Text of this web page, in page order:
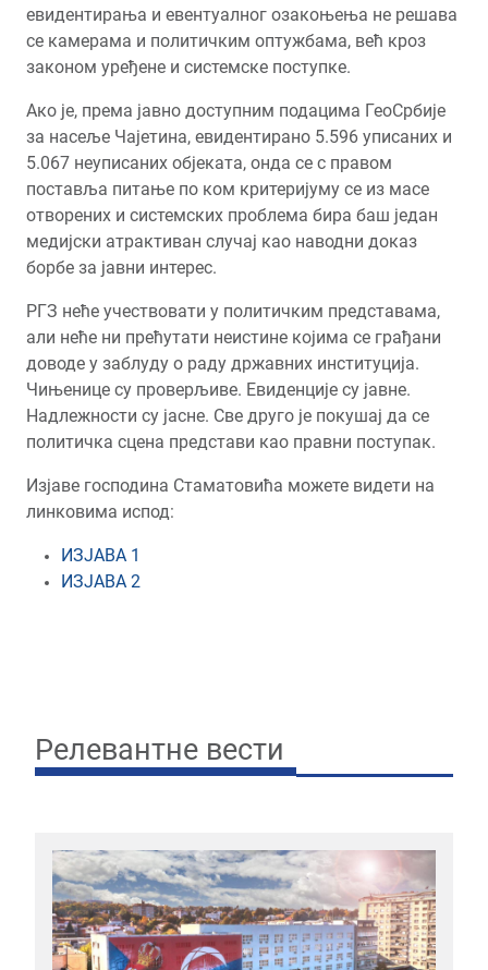
евидентирања и евентуалног озакоњења не решава
се камерама и политичким оптужбама, већ кроз
законом уређене и системске поступке.
Ако је, према јавно доступним подацима ГеоСрбије
за насеље Чајетина, евидентирано 5.596 уписаних и
5.067 неуписаних објеката, онда се с правом
поставља питање по ком критеријуму се из масе
отворених и системских проблема бира баш један
медијски атрактиван случај као наводни доказ
борбе за јавни интерес.
РГЗ неће учествовати у политичким представама,
али неће ни прећутати неистине којима се грађани
доводе у заблуду о раду државних институција.
Чињенице су проверљиве. Евиденције су јавне.
Надлежности су јасне. Све друго је покушај да се
политичка сцена представи као правни поступак.
Изјаве господина Стаматовића можете видети на
линковима испод:
ИЗЈАВА 1
ИЗЈАВА 2
Релевантне вести